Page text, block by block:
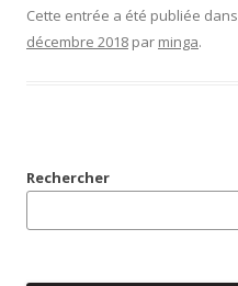
Cette entrée a été publiée dans
décembre 2018 par minga.
Rechercher